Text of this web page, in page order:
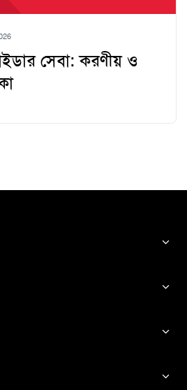
সেবা: করণীয় ও